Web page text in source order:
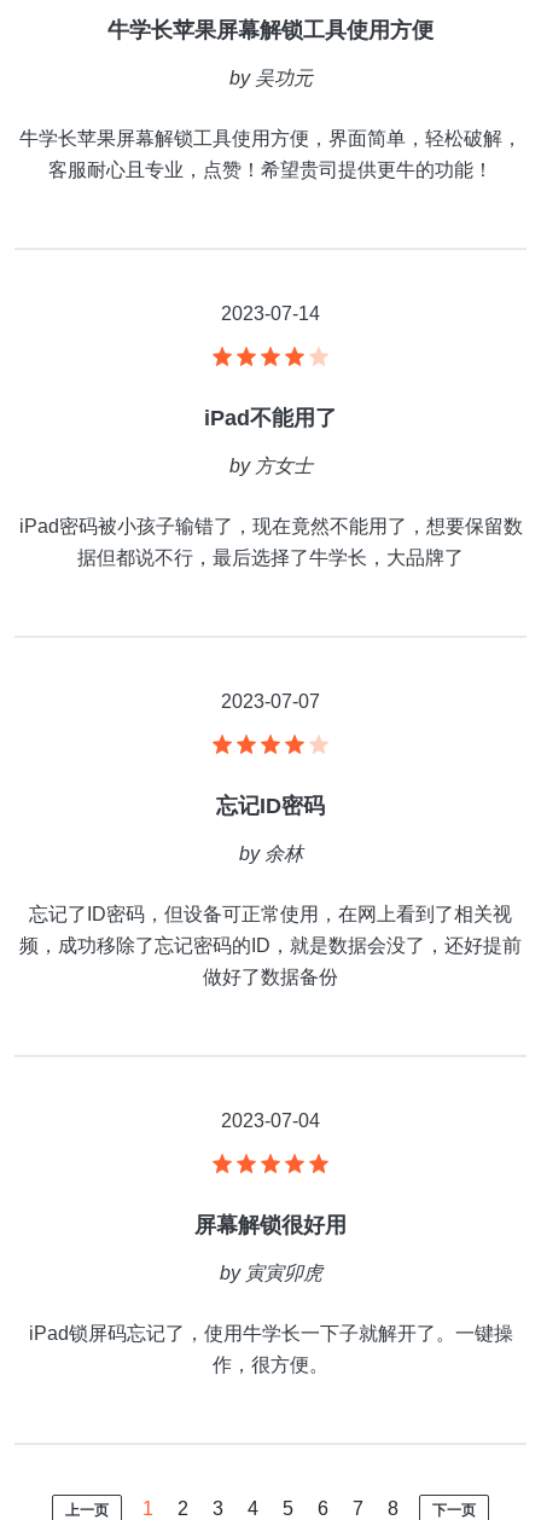
牛学长苹果屏幕解锁工具使用方便
by 吴功元
牛学长苹果屏幕解锁工具使用方便，界面简单，轻松破解，
客服耐心且专业，点赞！希望贵司提供更牛的功能！
2023-07-14
iPad不能用了
by 方女士
iPad密码被小孩子输错了，现在竟然不能用了，想要保留数
据但都说不行，最后选择了牛学长，大品牌了
2023-07-07
忘记ID密码
by 余林
忘记了ID密码，但设备可正常使用，在网上看到了相关视
频，成功移除了忘记密码的ID，就是数据会没了，还好提前
做好了数据备份
2023-07-04
屏幕解锁很好用
by 寅寅卯虎
iPad锁屏码忘记了，使用牛学长一下子就解开了。一键操
作，很方便。
上一页 1 2 3 4 5 6 7 8 下一页